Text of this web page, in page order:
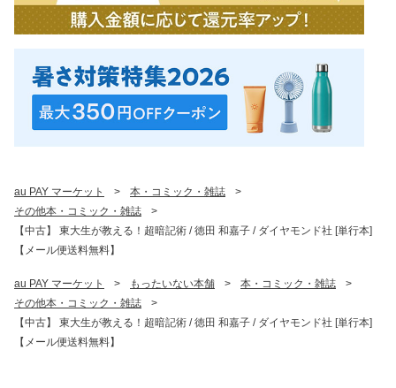
au PAY マーケット > 本・コミック・雑誌
>
その他本・コミック・雑誌
>
【中古】 東大生が教える！超暗記術 / 徳田 和嘉子 / ダイヤモンド社 [単行本]
【メール便送料無料】
au PAY マーケット > もったいない本舗 > 本・コミック・雑誌
>
その他本・コミック・雑誌
>
【中古】 東大生が教える！超暗記術 / 徳田 和嘉子 / ダイヤモンド社 [単行本]
【メール便送料無料】